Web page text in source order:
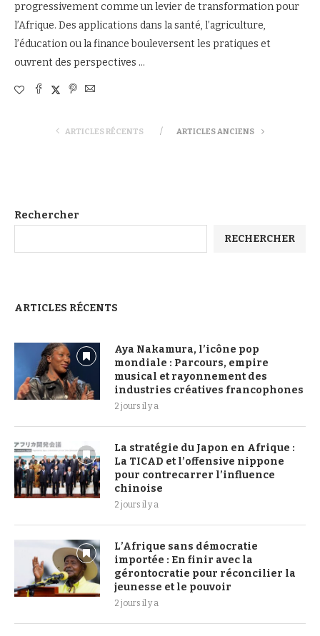
progressivement comme un levier de transformation pour
l’Afrique. Des applications dans la santé, l’agriculture,
l’éducation ou la finance bouleversent les pratiques et
ouvrent des perspectives …
ARTICLES RÉCENTS ARTICLES ANCIENS
Rechercher
RECHERCHER
ARTICLES RÉCENTS
Aya Nakamura, l’icône pop
mondiale : Parcours, empire
musical et rayonnement des
industries créatives francophones
2 jours il y a
La stratégie du Japon en Afrique :
La TICAD et l’offensive nippone
pour contrecarrer l’influence
chinoise
2 jours il y a
L’Afrique sans démocratie
importée : En finir avec la
gérontocratie pour réconcilier la
jeunesse et le pouvoir
2 jours il y a